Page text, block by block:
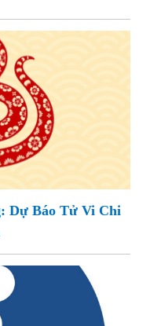
Dự Báo Tử Vi Chi